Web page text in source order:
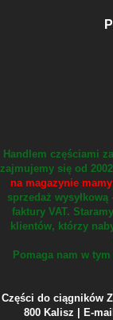
Handlem częściami
zajmujemy się od
na magazynie
sprzedaż
faktury VAT.
klientów, którzy
Pomaga nam w
Części do ciągników
800 Kalisz | E-